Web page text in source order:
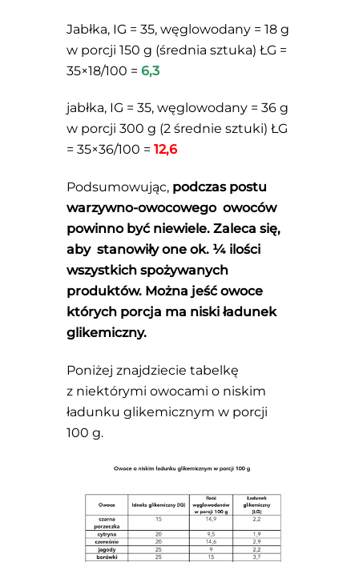
Jabłka, IG = 35, węglowodany = 18 g
w porcji 150 g (średnia sztuka) ŁG =
35×18/100 = 6,3
jabłka, IG = 35, węglowodany = 36 g
w porcji 300 g (2 średnie sztuki) ŁG
= 35×36/100 = 12,6
Podsumowując, podczas postu
warzywno-owocowego owoców
powinno być niewiele. Zaleca się,
aby stanowiły one ok. ¼ ilości
wszystkich spożywanych
produktów. Można jeść owoce
których porcja ma niski ładunek
glikemiczny.
Poniżej znajdziecie tabelkę
z niektórymi owocami o niskim
ładunku glikemicznym w porcji
100 g.